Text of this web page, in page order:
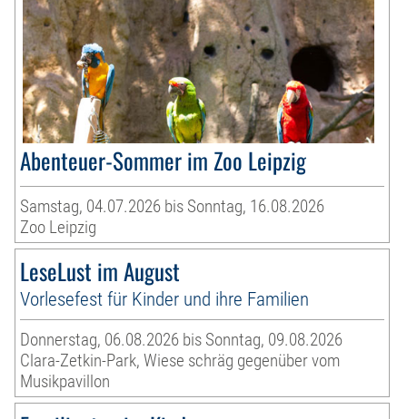
Abenteuer-Sommer im Zoo Leipzig
Samstag, 04.07.2026 bis Sonntag, 16.08.2026
Zoo Leipzig
LeseLust im August
Vorlesefest für Kinder und ihre Familien
Donnerstag, 06.08.2026 bis Sonntag, 09.08.2026
Clara-Zetkin-Park, Wiese schräg gegenüber vom
Musikpavillon